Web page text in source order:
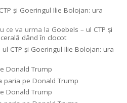
şi Goeringul Ilie Bolojan: ura
ce va urma la Goebels – ul CTP şi
dând în clocot
ul CTP şi Goeringul Ilie Bolojan: ura
Donald Trump
paria pe Donald Trump
Donald Trump